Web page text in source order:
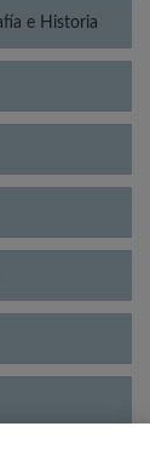
e Historia